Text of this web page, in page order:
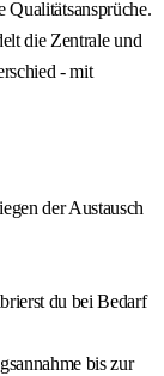
Qualitätsansprüche.
die Zentrale und
- mit
der Austausch
du bei Bedarf
bis zur